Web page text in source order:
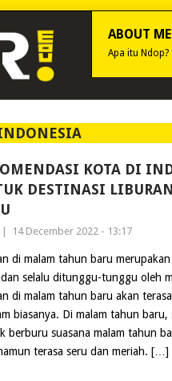
ABOUT ME
Apa itu Ndop?
KOTA DI
DESTINASI
14 December 2022 - 13:17
di malam tahun baru
selalu ditunggu-tunggu oleh
di malam tahun baru akan
biasanya. Di malam tahun baru,
suasana malam tahun
terasa seru dan meriah. […]